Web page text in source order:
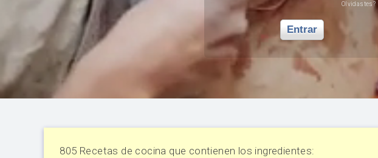
Olvidastes?
Entrar
805 Recetas de cocina que contienen los ingredientes: